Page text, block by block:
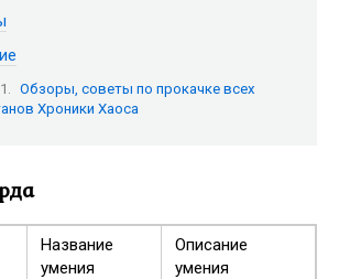
Обзоры, советы по прокачке всех
Хроники Хаоса
Название
умения
Описание
умения